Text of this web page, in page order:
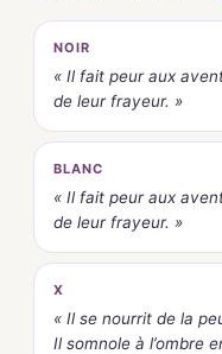
NOIR
« Il fait peur aux
de leur frayeur. »
BLANC
« Il fait peur aux
de leur frayeur. »
X
« Il se nourrit de la
Il somnole à l’ombre